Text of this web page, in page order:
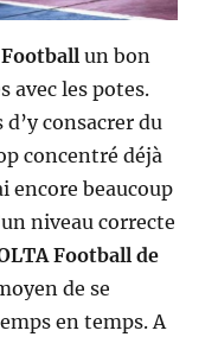
un bon
avec les potes.
consacrer du
concentré déjà
encore beaucoup
niveau correcte
Football de
de se
en temps. A